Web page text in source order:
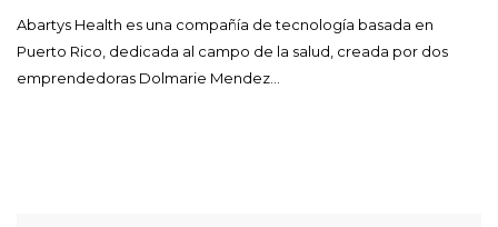
Abartys Health es una compañía de tecnología basada en
Puerto Rico, dedicada al campo de la salud, creada por dos
emprendedoras Dolmarie Mendez…